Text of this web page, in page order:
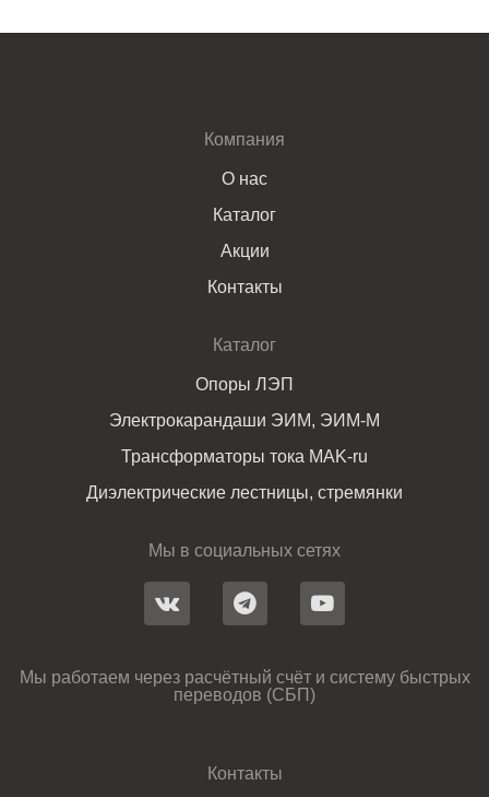
Компания
О нас
Каталог
Акции
Контакты
Каталог
Опоры ЛЭП
Электрокарандаши ЭИМ, ЭИМ-М
Трансформаторы тока MAK-ru
Диэлектрические лестницы, стремянки
Мы в социальных сетях
Мы работаем через расчётный счёт и систему быстрых
переводов (СБП)
Контакты